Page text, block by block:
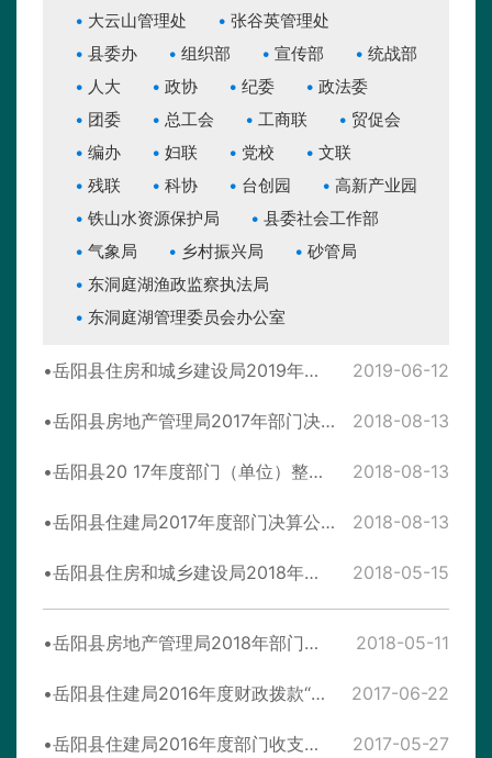
大云山管理处
张谷英管理处
县委办
组织部 宣传部
统战部
人大
政协 纪委
政法委
团委
总工会 工商联
贸促会
编办
妇联 党校
文联
残联
科协 台创园
高新产业园
铁山水资源保护局
县委社会工作部
气象局
乡村振兴局
砂管局
东洞庭湖渔政监察执法局
东洞庭湖管理委员会办公室
岳阳县住房和城乡建设局2019年度县直部门预算公开 2019-06-12
岳阳县房地产管理局2017年部门决算公开 2018-08-13
岳阳县20 17年度部门（单位）整体支出 绩效评价自评报告 2018-08-13
岳阳县住建局2017年度部门决算公开 2018-08-13
岳阳县住房和城乡建设局2018年度部门预算公开 2018-05-15
岳阳县房地产管理局2018年部门预算公开 2018-05-11
岳阳县住建局2016年度财政拨款“三公”经费决算表 2017-06-22
岳阳县住建局2016年度部门收支决算总表 2017-05-27